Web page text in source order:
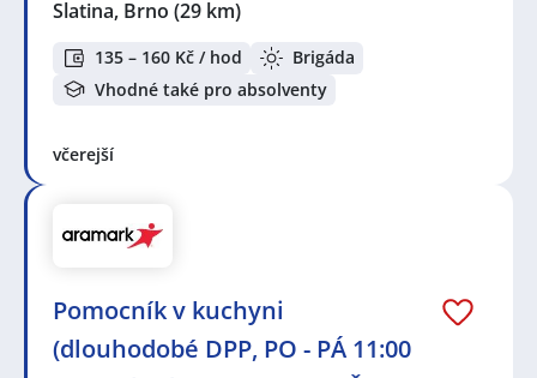
Slatina, Brno (29 km)
135 – 160 Kč / hod
Brigáda
Vhodné také pro absolventy
včerejší
Pomocník v kuchyni
(dlouhodobé DPP, PO - PÁ 11:00